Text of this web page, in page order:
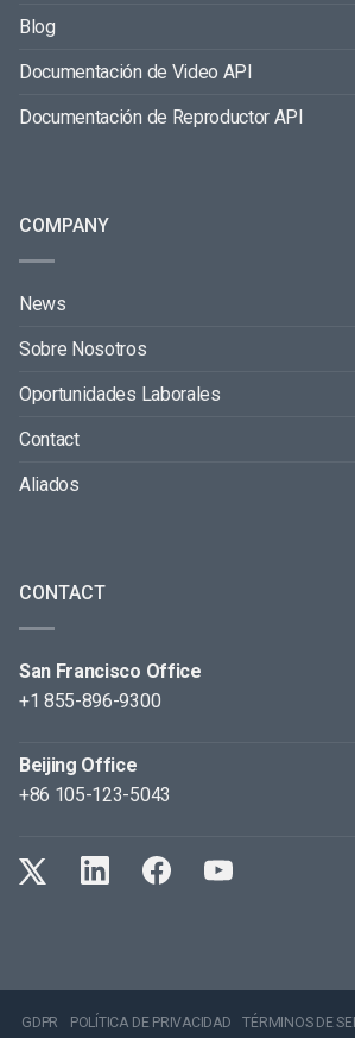
Blog
Documentación de Video API
Documentación de Reproductor API
COMPANY
News
Sobre Nosotros
Oportunidades Laborales
Contact
Aliados
CONTACT
San Francisco Office
+1 855-896-9300
Beijing Office
+86 105-123-5043
GDPR POLÍTICA DE PRIVACIDAD TÉRMINOS DE